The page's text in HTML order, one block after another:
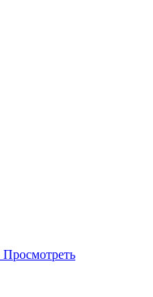
Просмотреть